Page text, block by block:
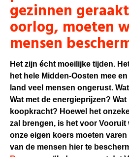
gezinnen
oorlog, moeten
mensen
Het zijn écht moeilijke tijden.
het hele Midden-Oosten mee
land veel mensen ongerust.
Wat met de energieprijzen? Wat
koopkracht? Hoewel het
zal brengen, is het voor Vooruit
onze eigen koers moeten
van de mensen hier te